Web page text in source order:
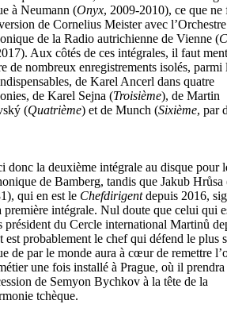
à Neumann (Onyx, 2009‑2010), ce que ne
de Cornelius Meister avec l’Orchestre
de la Radio autrichienne de Vienne (
Aux côtés de ces intégrales, il faut
de nombreux enregistrements isolés, parmi
de Karel Ancerl dans quatre
de Karel Sejna (Troisième), de Martin
(Quatrième) et de Munch (Sixième, par
donc la deuxième intégrale au disque pour
de Bamberg, tandis que Jakub Hrůsa
qui en est le Chefdirigentdepuis 2016,
première intégrale. Nul doute que celui qui
président du Cercle international Martinů
est probablement le chef qui défend le plus
de par le monde aura à cœur de remettre
une fois installé à Prague, où il
de Semyon Bychkov à la tête de la
tchèque.